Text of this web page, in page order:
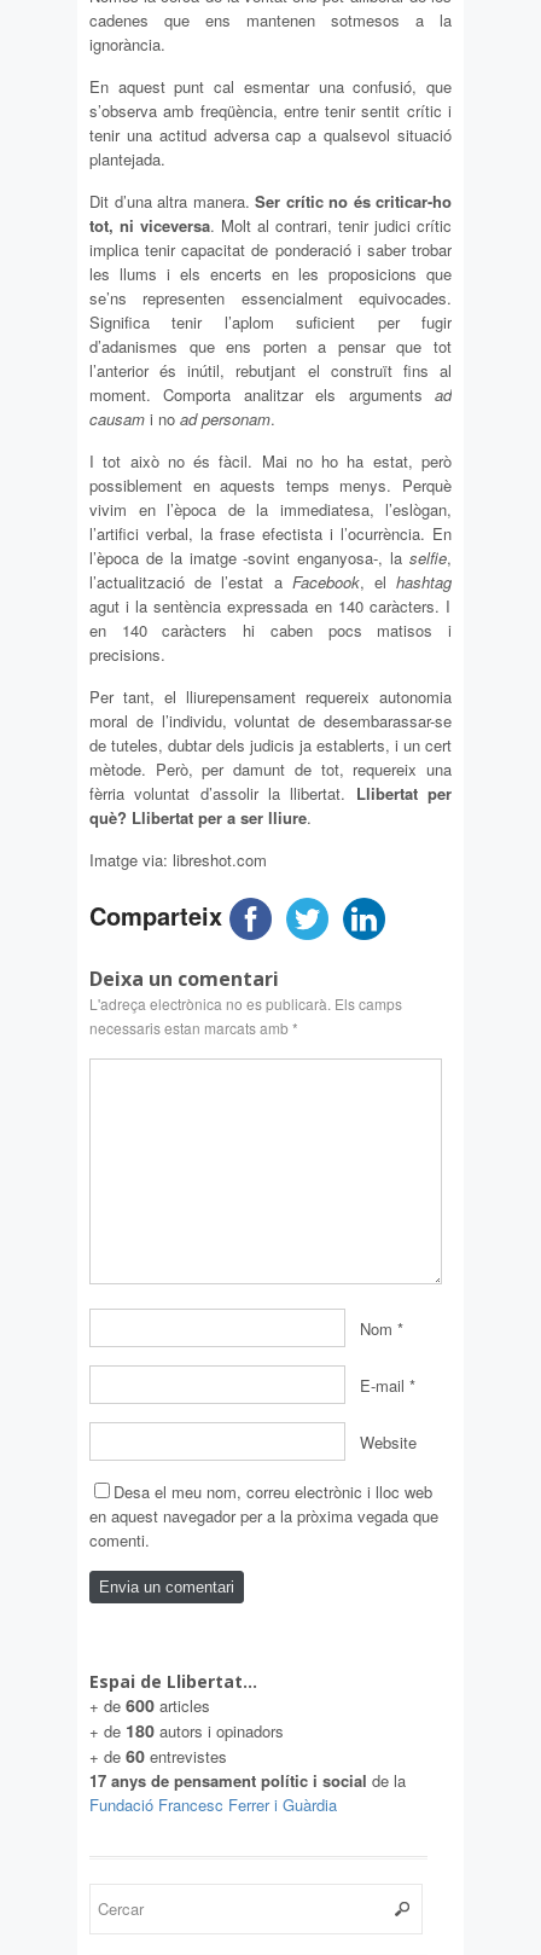
cadenes que ens mantenen sotmesos a la
ignorància.
En aquest punt cal esmentar una confusió, que
s’observa amb freqüència, entre tenir sentit crític i
tenir una actitud adversa cap a qualsevol situació
plantejada.
Dit d’una altra manera. Ser crític no és criticar-ho
tot, ni viceversa. Molt al contrari, tenir judici crític
implica tenir capacitat de ponderació i saber trobar
les llums i els encerts en les proposicions que
se’ns representen essencialment equivocades.
Significa tenir l’aplom suficient per fugir
d’adanismes que ens porten a pensar que tot
l’anterior és inútil, rebutjant el construït fins al
moment. Comporta analitzar els arguments ad
causam i no ad personam.
I tot això no és fàcil. Mai no ho ha estat, però
possiblement en aquests temps menys. Perquè
vivim en l’època de la immediatesa, l’eslògan,
l’artifici verbal, la frase efectista i l’ocurrència. En
l’època de la imatge -sovint enganyosa-, la selfie,
l’actualització de l’estat a Facebook, elhashtag
agut i la sentència expressada en 140 caràcters. I
en 140 caràcters hi caben pocs matisos i
precisions.
Per tant, el lliurepensament requereix autonomia
moral de l’individu, voluntat de desembarassar-se
de tuteles, dubtar dels judicis ja establerts, i un cert
mètode. Però, per damunt de tot, requereix una
fèrria voluntat d’assolir la llibertat. Llibertat per
què? Llibertat per a ser lliure.
Imatge via: libreshot.com
Comparteix
Deixa un comentari
L'adreça electrònica no es publicarà. Els camps
necessaris estan marcats amb*
Nom *
E-mail *
Website
Desa el meu nom, correu electrònic i lloc web
en aquest navegador per a la pròxima vegada que
comenti.
Espai de Llibertat…
+ de 600 articles
+ de 180 autors i opinadors
+ de 60 entrevistes
17 anys de pensament polític i social de la
Fundació Francesc Ferrer i Guàrdia